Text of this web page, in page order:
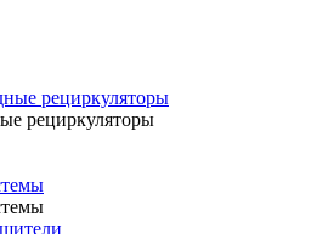
рециркуляторы
рециркуляторы